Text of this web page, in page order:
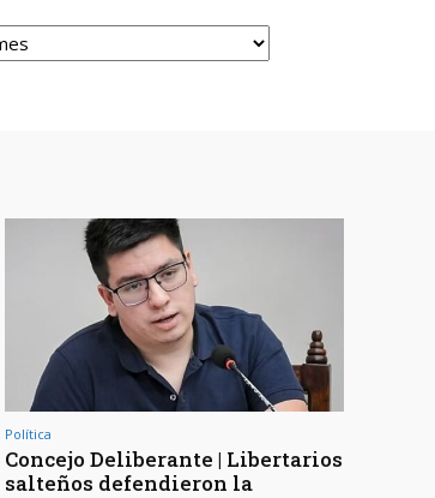
Política
Concejo Deliberante | Libertarios
salteños defendieron la